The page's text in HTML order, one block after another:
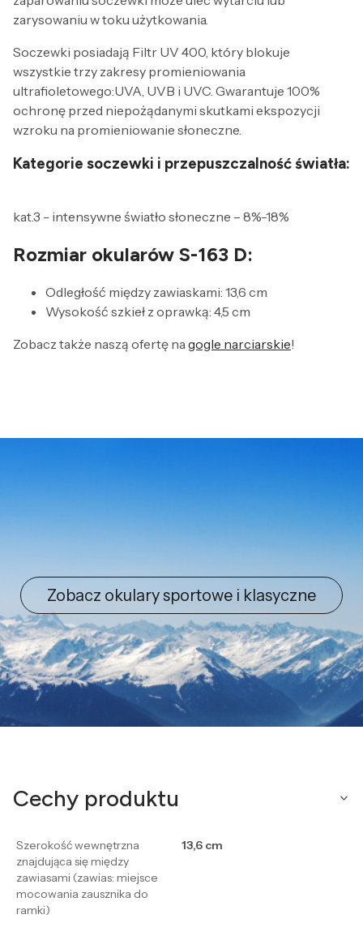
zarysowaniu w toku użytkowania.
Soczewki posiadają Filtr UV 400, który blokuje
wszystkie trzy zakresy promieniowania
ultrafioletowego:UVA, UVB i UVC. Gwarantuje 100%
ochronę przed niepożądanymi skutkami ekspozycji
wzroku na promieniowanie słoneczne.
Kategorie soczewki i przepuszczalność światła:
kat.3 - intensywne światło słoneczne – 8%-18%
Rozmiar okularów S-163 D:
Odległość między zawiaskami: 13,6 cm
Wysokość szkieł z oprawką: 4,5 cm
Zobacz także naszą ofertę na gogle narciarskie!
Zobacz okulary sportowe i klasyczne
Cechy produktu
Szerokość wewnętrzna
znajdująca się między
zawiasami (zawias: miejsce
mocowania zausznika do
ramki)
13,6 cm